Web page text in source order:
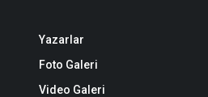
Yazarlar
Foto Galeri
Video Galeri